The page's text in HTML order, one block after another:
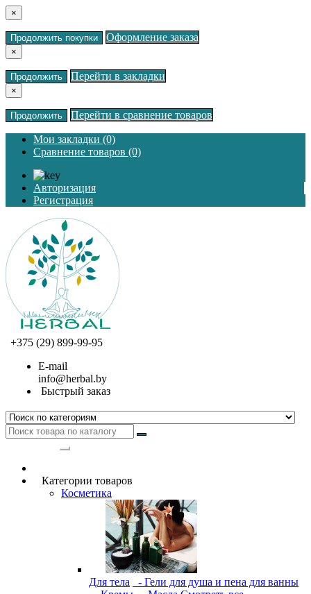
×
Продолжить покупки Оформление заказа
×
Продолжить Перейти в закладки
×
Продолжить Перейти в сравнение товаров
Мои закладки (0)
Сравнение товаров (0)
Авторизация
Регистрация
+375 (29) 899-99-95
E-mail
info@herbal.by
Быстрый заказ
Категории товаров
Косметика
Для тела
- Гели для душа и пена для ванны